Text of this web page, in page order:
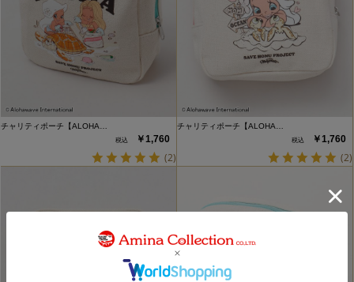
チャリティポーチ【ALOHA…
￥1,760
(2)
チャリティポーチ【ALOHA…
￥1,760
(2)